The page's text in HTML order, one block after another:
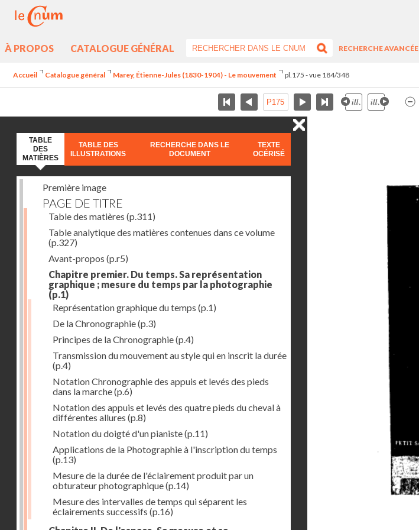
À PROPOS CATALOGUE GÉNÉRAL
RECHERCHE AVANCÉE
Accueil Catalogue général Marey, Étienne-Jules (1830-1904) - Le mouvement pl.175 - vue 184/348
TABLE
DES
MATIÈRES
TABLE DES
ILLUSTRATIONS
RECHERCHE DANS LE
DOCUMENT
TEXTE
OCÉRISÉ
Première image
PAGE DE TITRE
Table des matières (p.311)
Table analytique des matières contenues dans ce volume
(p.327)
Avant-propos (p.r5)
Chapitre premier. Du temps. Sa représentation
graphique ; mesure du temps par la photographie
(p.1)
Représentation graphique du temps (p.1)
De la Chronographie(p.3)
Principes de la Chronographie(p.4)
Transmission du mouvement au style qui en inscrit la durée
(p.4)
Notation Chronographie des appuis et levés des pieds
dans la marche(p.6)
Notation des appuis et levés des quatre pieds du cheval à
différentes allures (p.8)
Notation du doigté d'un pianiste(p.11)
Applications de la Photographie à l'inscription du temps
(p.13)
Mesure de la durée de l'éclairement produit par un
obturateur photographique(p.14)
Mesure des intervalles de temps qui séparent les
éclairements successifs (p.16)